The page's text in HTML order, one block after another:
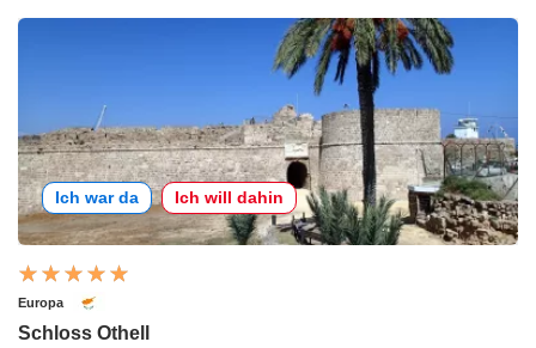
Ich war da Ich will dahin
Europa
Schloss Othell